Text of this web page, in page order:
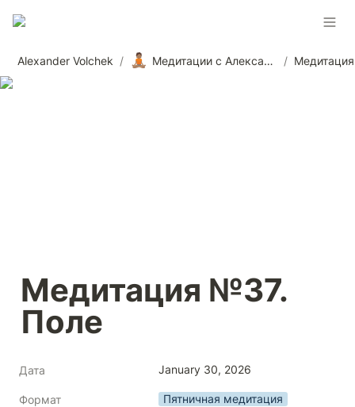
Alexander Volchek / 🧘🏽 Медитации с Александром Волчеком /
Медитация №37.
Поле
Дата January 30, 2026
Формат Пятничная медитация